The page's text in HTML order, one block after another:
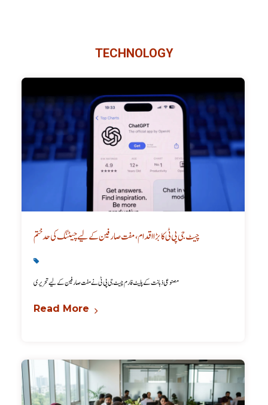
TECHNOLOGY
چیٹ جی پی ٹی کا بڑا اقدام، مفت صارفین کے لیے چیٹنگ کی حد ختم
مصنوعی ذہانت کے پلیٹ فارم چیٹ جی پی ٹی نے مفت صارفین کے لیے تحریری
Read More